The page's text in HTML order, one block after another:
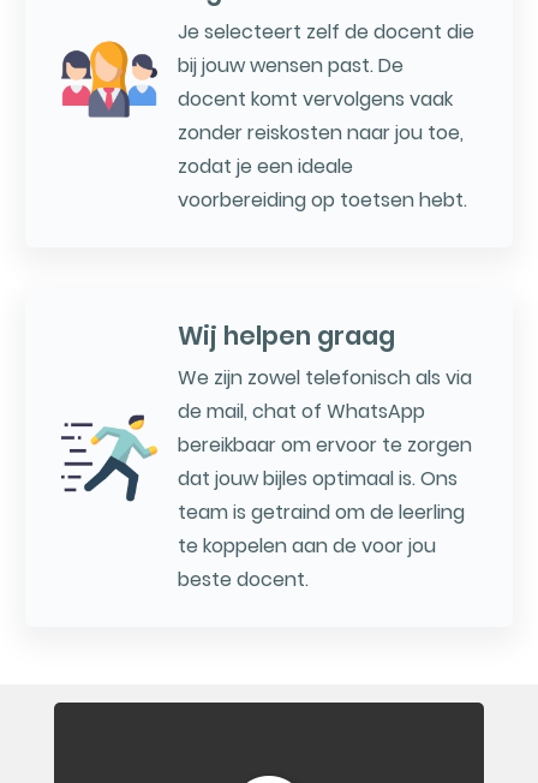
Je selecteert zelf de docent die
bij jouw wensen past. De
docent komt vervolgens vaak
zonder reiskosten naar jou toe,
zodat je een ideale
voorbereiding op toetsen hebt.
Wij helpen graag
We zijn zowel telefonisch als via
de mail, chat of WhatsApp
bereikbaar om ervoor te zorgen
dat jouw bijles optimaal is. Ons
team is getraind om de leerling
te koppelen aan de voor jou
beste docent.